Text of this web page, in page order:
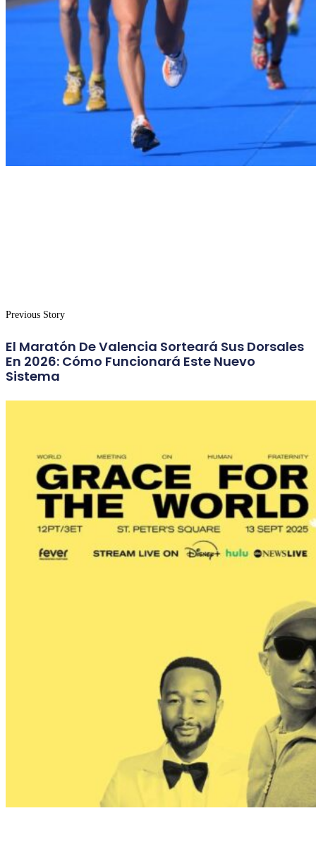
Previous Story
El Maratón De Valencia Sorteará Sus Dorsales
En 2026: Cómo Funcionará Este Nuevo
Sistema